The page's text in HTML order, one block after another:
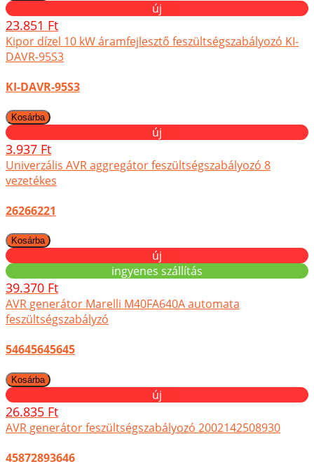
új
23.851 Ft
Kipor dízel 10 kW áramfejlesztő feszültségszabályozó KI-
DAVR-95S3
KI-DAVR-95S3
új
3.937 Ft
Univerzális AVR aggregátor feszültségszabályozó 8
vezetékes
26266221
új
ingyenes szállítás
39.370 Ft
AVR generátor Marelli M40FA640A automata
feszültségszabályzó
54645645645
új
26.835 Ft
AVR generátor feszültségszabályozó 2002142508930
45872893646